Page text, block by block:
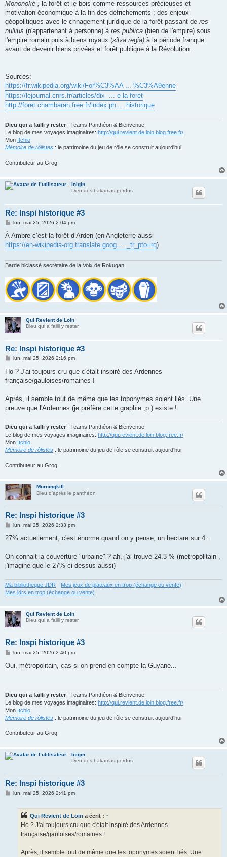
Mononoké ; la forêt et le bois comme ressources précieuses et
motivation économique à la fin des défrichements ; des enjeux
géopolitiques avec le chnagement juridique de la forêt passant de res
nullius (n'appartenant à personne) à res publica (bien de l'empire) sous
l'empire romain puis à biens royaux (silva regia) à la période franque
avant de devenir biens privées et forêt publique à la Révolution.
Sources:
https://fr.wikipedia.org/wiki/For%C3%AA ... %C3%A9enne
https://lejournal.cnrs.fr/articles/dix- ... e-la-foret
http://foret.chambaran.free.fr/index.ph ... historique
Dieu qui a failli y rester | Teams Panthéon & Bienvenue
Le blog de mes voyages imaginaires: http://qui.revient.de.loin.blog.free.fr/
Mon Itchio
Mémoire de rôlistes : le patrimoine du jeu de rôle se construit aujourd'hui
Contributeur au Grog
Inigin
Dieu des hakamas perdus
Re: Inspi historique #3
M
s
a
lun. mai 25, 2026 2:04 pm
À Ambre c’est la forêt d’Arden (en Angleterre aussi
https://en-wikipedia-org.translate.goog ... _tr_pto=rq)
Barde biclassé secrétaire de la Voix de Rokugan
Qui Revient de Loin
Dieu qui a failli y rester
Re: Inspi historique #3
M
s
a
lun. mai 25, 2026 2:16 pm
Ho ? J'ai toujours cru que c'était inspiré des Ardennes
française/gauloises/romaines !
Après, il semble tout de même que les toponymes soient liés. Une
preuve que l'Ardennes (je préfère cette graphie ;p ) existe !
Dieu qui a failli y rester | Teams Panthéon & Bienvenue
Le blog de mes voyages imaginaires: http://qui.revient.de.loin.blog.free.fr/
Mon Itchio
Mémoire de rôlistes : le patrimoine du jeu de rôle se construit aujourd'hui
Contributeur au Grog
Morningkill
Dieu d'après le panthéon
Re: Inspi historique #3
M
s
g
lun. mai 25, 2026 2:33 pm
27% actuellement, c'est énorme quand on y pense, un hectare sur 4..
On connait la couverture "urbaine" ? ah, j'ai trouvé 24.3 % (metropolitain ,
j'imagine que le 27% ci dessus aussi)
Ma bibliotheque JDR - Mes jeux de plateaux en trop (échange ou vente) -
Mes jdrs en trop (échange ou vente)
Qui Revient de Loin
Dieu qui a failli y rester
Re: Inspi historique #3
M
s
lun. mai 25, 2026 2:40 pm
Oui, métropolitain, cas si on prend en compte la Guyane...
Dieu qui a failli y rester
| Teams Panthéon & Bienvenue
Le blog de mes voyages imaginaires: http://qui.revient.de.loin.blog.free.fr/
Mon Itchio
Mémoire de rôlistes : le patrimoine du jeu de rôle se construit aujourd'hui
Contributeur au Grog
Inigin
Dieu des hakamas perdus
Re: Inspi historique #3
Mlun. mai 25, 2026 2:41 pm
Qui Revient de Loin a écrit : ↑
Ho ? J'ai toujours cru que c'était inspiré des Ardennes
française/gauloises/romaines !
Après, il semble tout de même que les toponymes soient liés. Une